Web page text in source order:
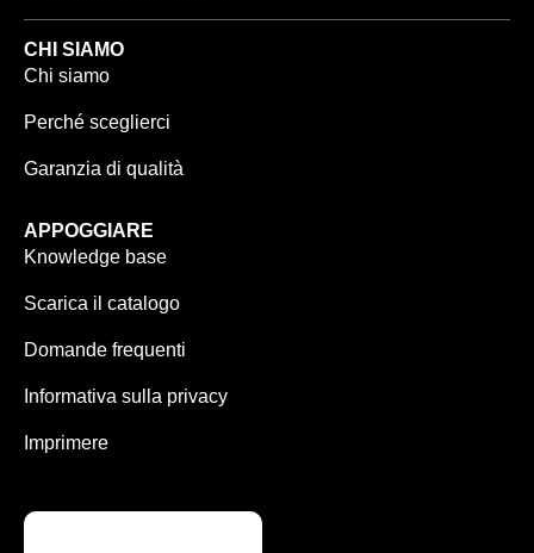
CHI SIAMO
Chi siamo
Perché sceglierci
Garanzia di qualità
APPOGGIARE
Knowledge base
Scarica il catalogo
Domande frequenti
Informativa sulla privacy
Imprimere